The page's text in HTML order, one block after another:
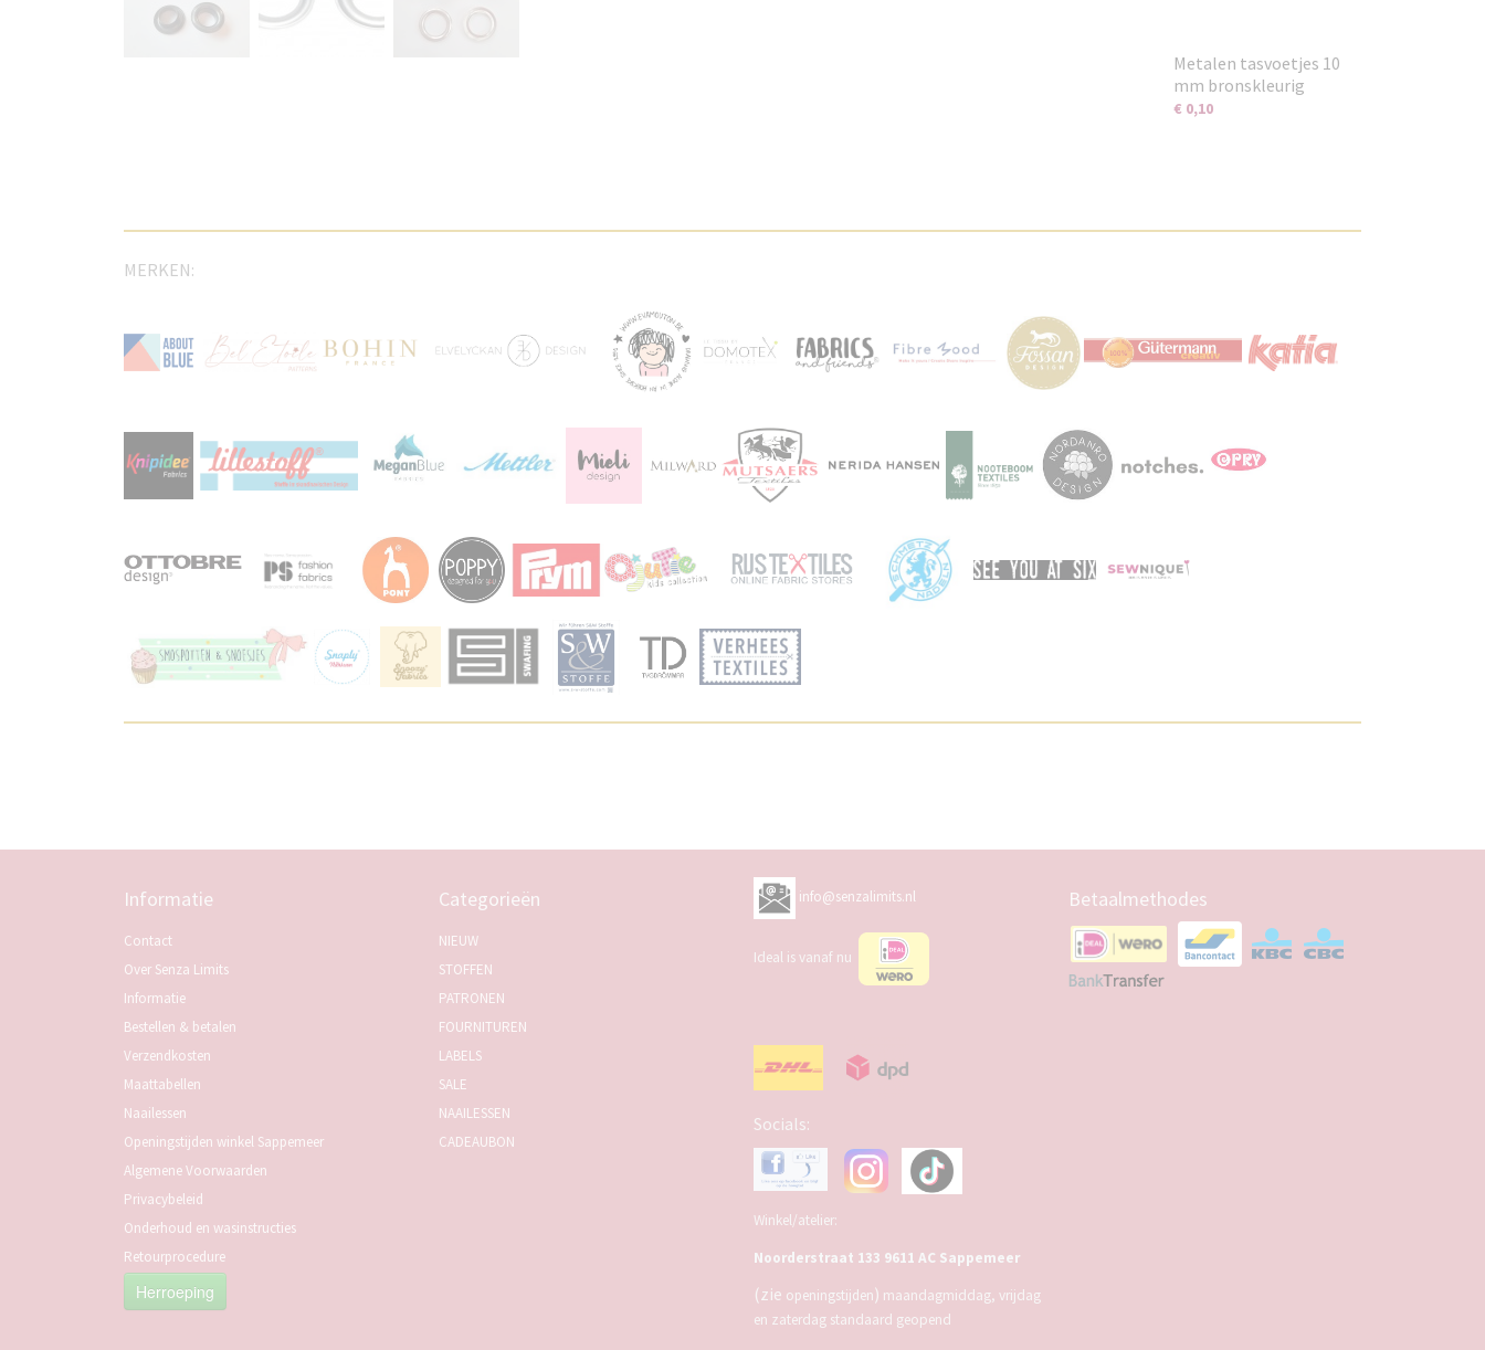
Metalen tasvoetjes 10
mm bronskleurig
€ 0,10
MERKEN:
Informatie
Contact
Over Senza Limits
Informatie
Bestellen & betalen
Verzendkosten
Maattabellen
Naailessen
Openingstijden winkel Sappemeer
Algemene Voorwaarden
Privacybeleid
Onderhoud en wasinstructies
Retourprocedure
Herroeping
Categorieën
NIEUW
STOFFEN
PATRONEN
FOURNITUREN
LABELS
SALE
NAAILESSEN
CADEAUBON
info@senzalimits.nl
Ideal is vanaf nu
Socials:
Winkel/atelier:
Noorderstraat 133 9611 AC Sappemeer
(zie openingstijden) maandagmiddag, vrijdag
en zaterdag standaard geopend
Betaalmethodes